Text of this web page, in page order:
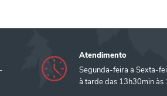
Atendimento
Segunda-feira a Sexta-
à tarde das 13h30min às